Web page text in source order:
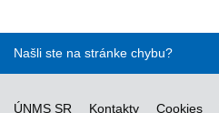
Našli ste na stránke chybu?
ÚNMS SR Kontakty Cookies